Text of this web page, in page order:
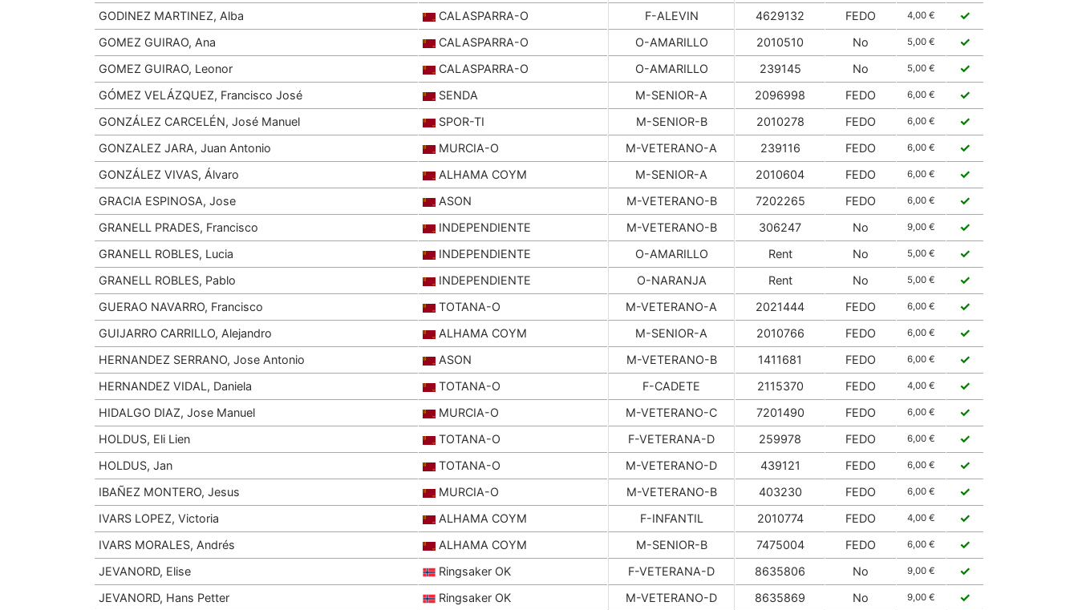
GODINEZ MARTINEZ, Alba CALASPARRA-O F-ALEVIN 4629132 FEDO 4,00 € ✓
GOMEZ GUIRAO, Ana CALASPARRA-O O-AMARILLO 2010510 No 5,00 € ✓
GOMEZ GUIRAO, Leonor CALASPARRA-O O-AMARILLO 239145 No 5,00 € ✓
GÓMEZ VELÁZQUEZ, Francisco José SENDA M-SENIOR-A 2096998 FEDO 6,00 € ✓
GONZÁLEZ CARCELÉN, José Manuel SPOR-TI M-SENIOR-B 2010278 FEDO 6,00 € ✓
GONZALEZ JARA, Juan Antonio MURCIA-O M-VETERANO-A 239116 FEDO 6,00 € ✓
GONZÁLEZ VIVAS, Álvaro ALHAMA COYM M-SENIOR-A 2010604 FEDO 6,00 € ✓
GRACIA ESPINOSA, Jose ASON M-VETERANO-B 7202265 FEDO 6,00 € ✓
GRANELL PRADES, Francisco INDEPENDIENTE M-VETERANO-B 306247 No 9,00 € ✓
GRANELL ROBLES, Lucia INDEPENDIENTE O-AMARILLO Rent No 5,00 € ✓
GRANELL ROBLES, Pablo INDEPENDIENTE O-NARANJA Rent No 5,00 € ✓
GUERAO NAVARRO, Francisco TOTANA-O M-VETERANO-A 2021444 FEDO 6,00 € ✓
GUIJARRO CARRILLO, Alejandro ALHAMA COYM M-SENIOR-A 2010766 FEDO 6,00 € ✓
HERNANDEZ SERRANO, Jose Antonio ASON M-VETERANO-B 1411681 FEDO 6,00 € ✓
HERNANDEZ VIDAL, Daniela TOTANA-O F-CADETE 2115370 FEDO 4,00 € ✓
HIDALGO DIAZ, Jose Manuel MURCIA-O M-VETERANO-C 7201490 FEDO 6,00 € ✓
HOLDUS, Eli Lien TOTANA-O F-VETERANA-D 259978 FEDO 6,00 € ✓
HOLDUS, Jan TOTANA-O M-VETERANO-D 439121 FEDO 6,00 € ✓
IBAÑEZ MONTERO, Jesus MURCIA-O M-VETERANO-B 403230 FEDO 6,00 € ✓
IVARS LOPEZ, Victoria ALHAMA COYM F-INFANTIL 2010774 FEDO 4,00 € ✓
IVARS MORALES, Andrés ALHAMA COYM M-SENIOR-B 7475004 FEDO 6,00 € ✓
JEVANORD, Elise Ringsaker OK F-VETERANA-D 8635806 No 9,00 € ✓
JEVANORD, Hans Petter Ringsaker OK M-VETERANO-D 8635869 No 9,00 € ✓